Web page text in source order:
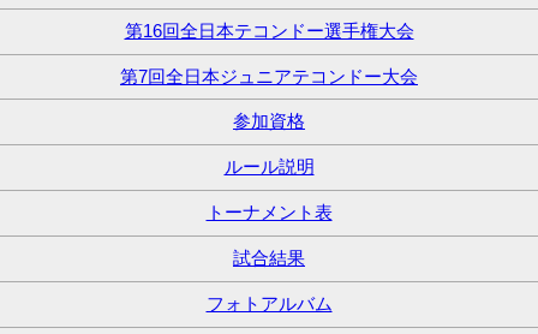
第16回全日本テコンドー選手権大会
第7回全日本ジュニアテコンドー大会
参加資格
ルール説明
トーナメント表
試合結果
フォトアルバム